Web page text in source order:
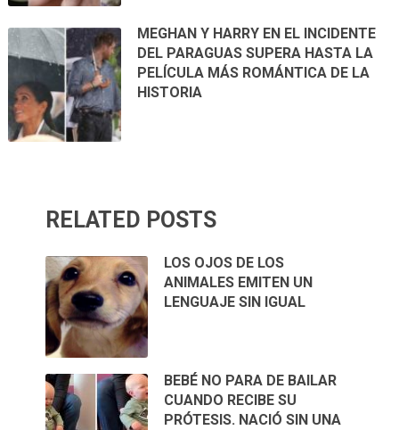
MEGHAN Y HARRY EN EL INCIDENTE
DEL PARAGUAS SUPERA HASTA LA
PELÍCULA MÁS ROMÁNTICA DE LA
HISTORIA
RELATED POSTS
LOS OJOS DE LOS
ANIMALES EMITEN UN
LENGUAJE SIN IGUAL
BEBÉ NO PARA DE BAILAR
CUANDO RECIBE SU
PRÓTESIS. NACIÓ SIN UNA